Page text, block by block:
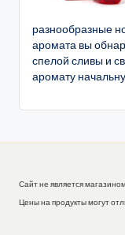
разнообразные
аромата вы
спелой сливы и
аромату
Сайт не является
Цены на продукты могут